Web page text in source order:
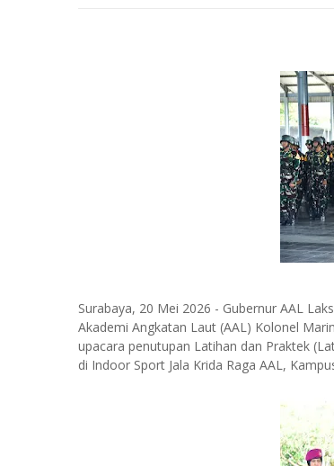
Surabaya, 20 Mei 2026 - Gubernur AAL
Akademi Angkatan Laut (AAL) Kolonel
upacara penutupan Latihan dan Praktek
di Indoor Sport Jala Krida Raga AAL,